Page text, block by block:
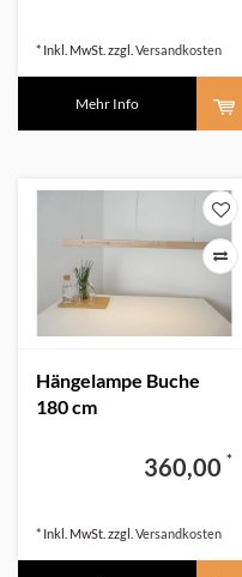
* Inkl. MwSt. zzgl. Versandkosten
Mehr Info
Hängelampe Buche
180 cm
360,00 *
* Inkl. MwSt. zzgl. Versandkosten